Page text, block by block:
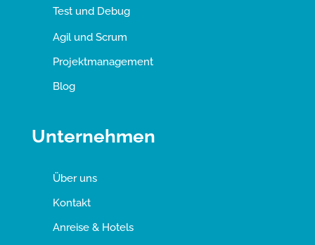
Test und Debug
Agil und Scrum
Projektmanagement
Blog
Unternehmen
Über uns
Kontakt
Anreise & Hotels